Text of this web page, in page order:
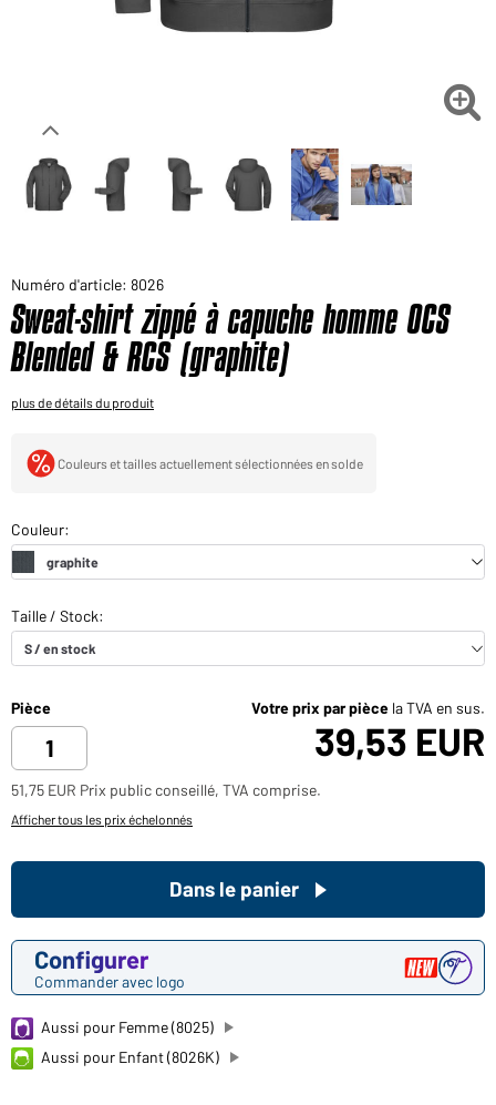
Voudriez-vous acheter des produits pour votre besoin

Numéro d'article: 8026
Sweat-shirt zippé à capuche homme OCS
Blended & RCS (graphite)
plus de détails du produit
Couleurs et tailles actuellement sélectionnées en solde
Pièce Votre prix par pièce la TVA en sus.
39,53 EUR
51,75 EUR Prix public conseillé, TVA comprise.
Afficher tous les prix échelonnés
Configurer
Commander avec logo
Dans le panier
Aussi pour Femme (8025)
Aussi pour Enfant (8026K)